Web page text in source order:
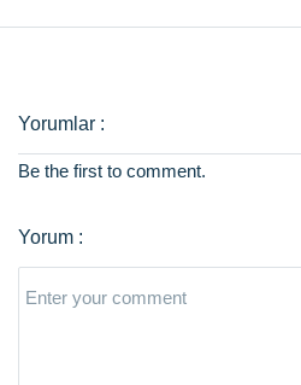
Be the first to comment.